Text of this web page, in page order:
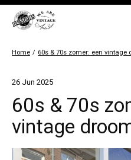
Home / 60s & 70s zomer: een vintage
26 Jun 2025
60s & 70s
vintage